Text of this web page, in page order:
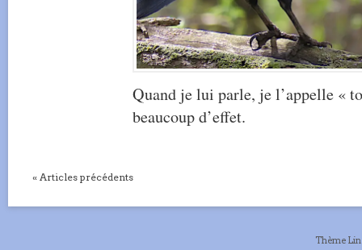
Quand je lui parle, je l’appelle «
beaucoup d’effet.
« Articles précédents
Thème